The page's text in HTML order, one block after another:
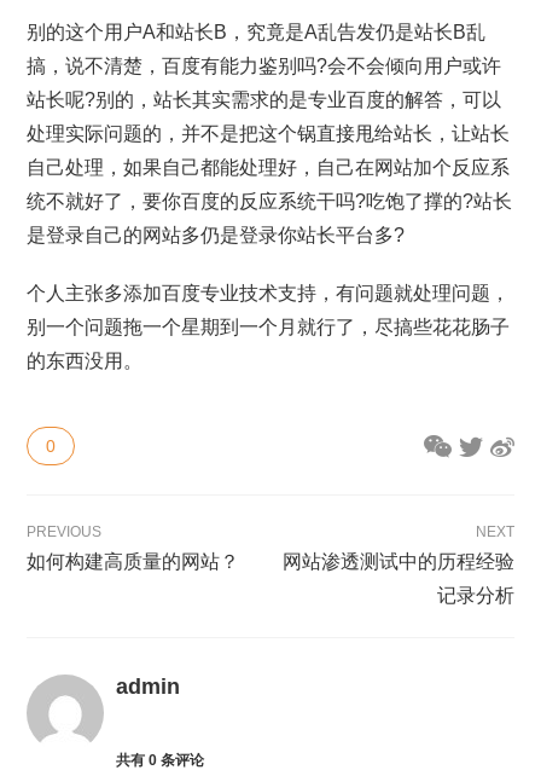
别的这个用户A和站长B，究竟是A乱告发仍是站长B乱
搞，说不清楚，百度有能力鉴别吗?会不会倾向用户或许
站长呢?别的，站长其实需求的是专业百度的解答，可以
处理实际问题的，并不是把这个锅直接甩给站长，让站长
自己处理，如果自己都能处理好，自己在网站加个反应系
统不就好了，要你百度的反应系统干吗?吃饱了撑的?站长
是登录自己的网站多仍是登录你站长平台多?
个人主张多添加百度专业技术支持，有问题就处理问题，
别一个问题拖一个星期到一个月就行了，尽搞些花花肠子
的东西没用。
0
PREVIOUS
如何构建高质量的网站？
NEXT
网站渗透测试中的历程经验
记录分析
admin
共有0 条评论